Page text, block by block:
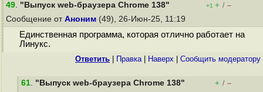
49. "Выпуск web-браузера Chrome 138" +1 + / –
Сообщение от Аноним (49), 26-Июн-25, 11:19
Единственная программа, которая отлично работает на
Линукс.
Ответить Правка| Наверх Cообщить модератору
61. "Выпуск web-браузера Chrome 138" + / –